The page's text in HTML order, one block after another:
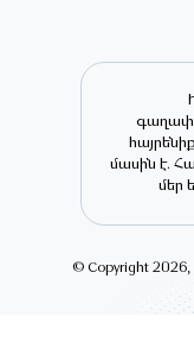
մասին է.
մեր
© Copyright